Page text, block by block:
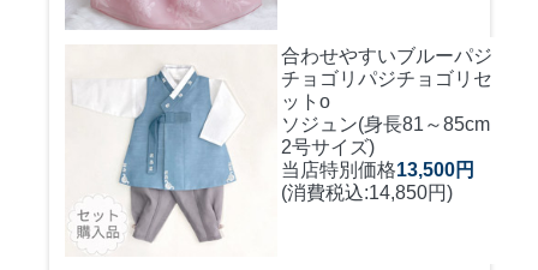
合わせやすいブルーパジ
チョゴリ パジチョゴリセ
ットo
ソジュン(身長81～85cm
2号サイズ)
当店特別価格13,500円
(消費税込:14,850円)